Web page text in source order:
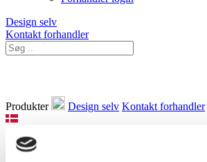
Design selv
Kontakt forhandler
Produkter Design selv Kontakt forhandler